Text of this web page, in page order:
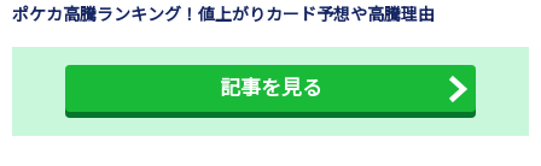
ポケカ高騰ランキング！値上がりカード予想や高騰理由
記事を見る